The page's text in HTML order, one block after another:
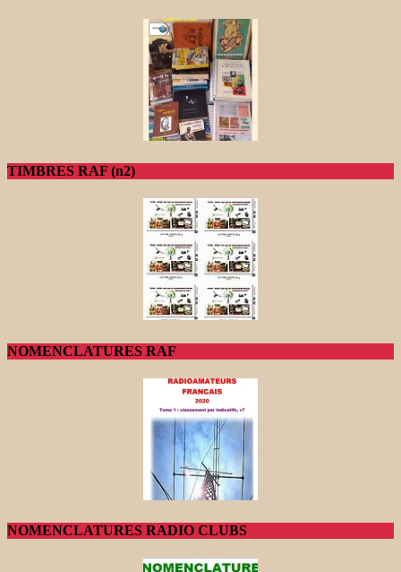
TIMBRES RAF (n2)
NOMENCLATURES RAF
NOMENCLATURES RADIO CLUBS